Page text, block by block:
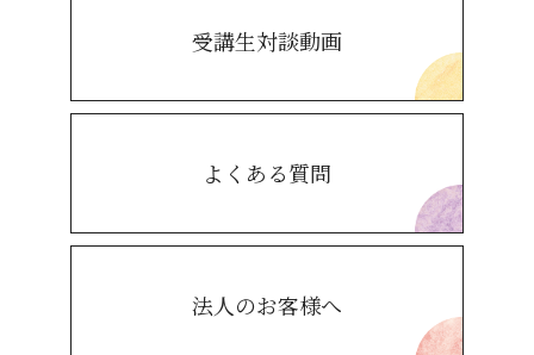
受講生対談動画
よくある質問
法人のお客様へ